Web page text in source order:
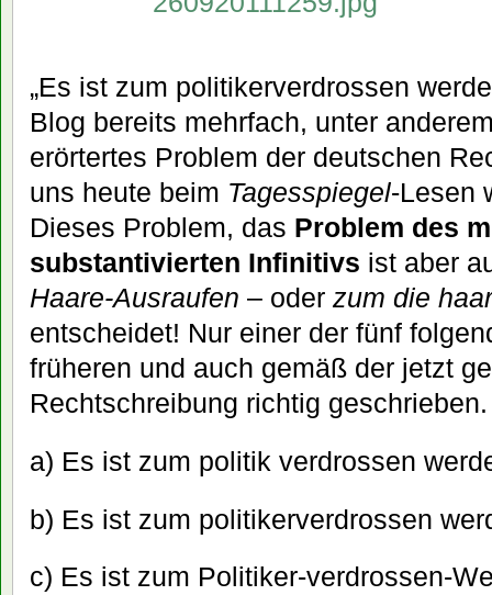
„Es ist zum politikerverdrossen
Blog bereits mehrfach, unter
erörtertes Problem der deutschen
uns heute beim Tagesspiegel-Lesen
Dieses Problem, das Problem des
substantivierten Infinitivs ist aber
Haare-Ausraufen – oder zum die
entscheidet! Nur einer der fünf
früheren und auch gemäß der jetzt
Rechtschreibung richtig
a) Es ist zum politik verdrossen
b) Es ist zum politikerverdrossen
c) Es ist zum Politiker-verdrossen-